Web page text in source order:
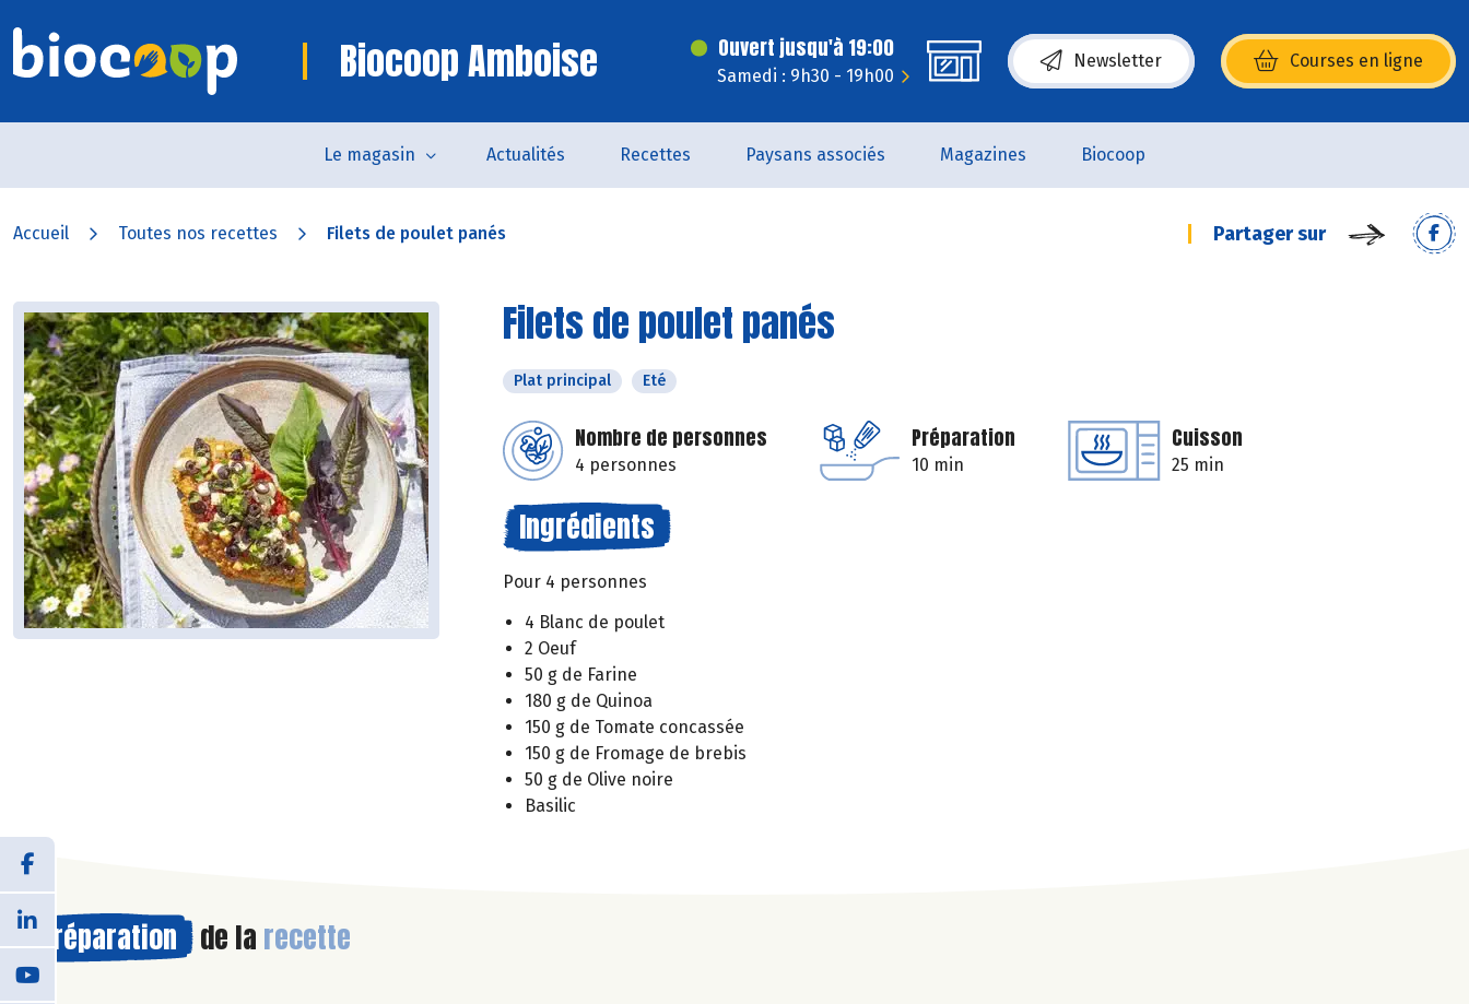
Biocoop Amboise Ouvert jusqu'à 19:00
Samedi : 9h30 - 19h00
Newsletter Courses en ligne
(s’ouvre dans une nouvelle fenêtre)
Le magasin Actualités Recettes Paysans associés Magazines Biocoop
Accueil Toutes nos recettes Filets de poulet panés Partager sur
Filets de poulet panés
Plat principal Eté
Nombre de personnes
4 personnes
Préparation
10 min
Cuisson
25 min
Ingrédients
Pour 4 personnes
4 Blanc de poulet
2 Oeuf
50 g de Farine
180 g de Quinoa
150 g de Tomate concassée
150 g de Fromage de brebis
50 g de Olive noire
Basilic
Préparation de la recette